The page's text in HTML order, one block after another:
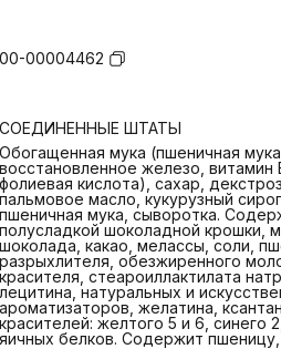
00-00004462
СОЕДИНЕННЫЕ ШТАТЫ
Обогащенная мука (пшеничная
восстановленное железо, витамин
фолиевая кислота), сахар,
пальмовое масло, кукурузный
пшеничная мука, сыворотка.
полусладкой шоколадной крошки,
шоколада, какао, мелассы, соли,
разрыхлителя, обезжиренного
красителя, стеароиллактилата
лецитина, натуральных и
ароматизаторов, желатина,
красителей: желтого 5 и 6, синего
яичных белков. Содержит